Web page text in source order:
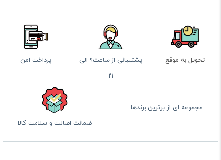
تحویل به موقع
پشتیبانی از ساعت۹ الی
۲۱
پرداخت امن
مجموعه ای از برترین برندها
ضمانت اصالت و سلامت کالا